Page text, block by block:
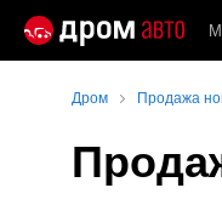
Дром Продажа